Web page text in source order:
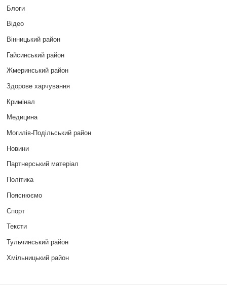
Блоги
Відео
Вінницький район
Гайсинський район
Жмеринський район
Здорове харчування
Кримінал
Медицина
Могилів-Подільський район
Новини
Партнерський матеріал
Політика
Пояснюємо
Спорт
Тексти
Тульчинський район
Хмільницький район